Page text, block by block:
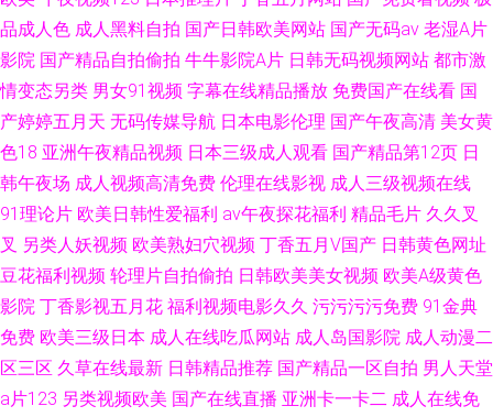
品成人色 成人黑料自拍 国产日韩欧美网站 国产无码av 老湿A片
影院 国产精品自拍偷拍 牛牛影院A片 日韩无码视频网站 都市激
情变态另类 男女91视频 字幕在线精品播放 免费国产在线看 国
产婷婷五月天 无码传媒导航 日本电影伦理 国产午夜高清 美女黄
色18 亚洲午夜精品视频 日本三级成人观看 国产精品第12页 日
韩午夜场 成人视频高清免费 伦理在线影视 成人三级视频在线
91理论片 欧美日韩性爱福利 av午夜探花福利 精品毛片 久久叉
叉 另类人妖视频 欧美熟妇穴视频 丁香五月V国产 日韩黄色网址
豆花福利视频 轮理片自拍偷拍 日韩欧美美女视频 欧美A级黄色
影院 丁香影视五月花 福利视频电影久久 污污污污免费 91金典
免费 欧美三级日本 成人在线吃瓜网站 成人岛国影院 成人动漫二
区三区 久草在线最新 日韩精品推荐 国产精品一区自拍 男人天堂
a片123 另类视频欧美 国产在线直播 亚洲卡一卡二 成人在线免